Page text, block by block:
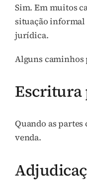
Sim. Em muitos
situação informal
jurídica.
Alguns
Escritura
Quando as
venda.